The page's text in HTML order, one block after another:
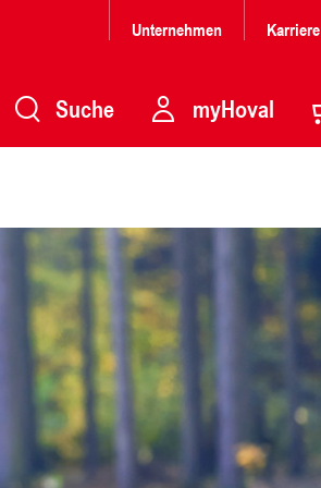
Unternehmen Karriere
Suche myHoval